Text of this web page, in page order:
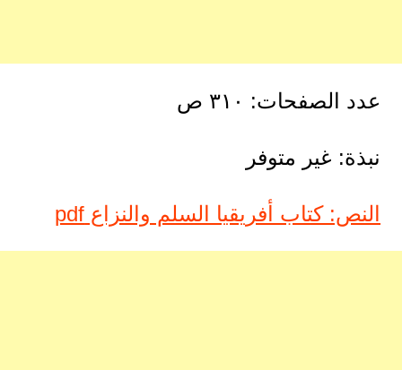
عدد الصفحات: ٣١٠ ص
نبذة: غير متوفر
النص: كتاب أفريقيا السلم والنزاع pdf